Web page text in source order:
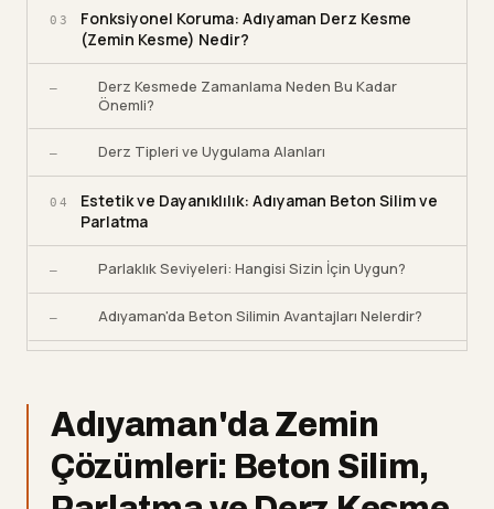
03
Fonksiyonel Koruma: Adıyaman Derz Kesme
(Zemin Kesme) Nedir?
—
Derz Kesmede Zamanlama Neden Bu Kadar
Önemli?
— Derz Tipleri ve Uygulama Alanları
04
Estetik ve Dayanıklılık: Adıyaman Beton Silim ve
Parlatma
— Parlaklık Seviyeleri: Hangisi Sizin İçin Uygun?
— Adıyaman'da Beton Silimin Avantajları Nelerdir?
— Toz ve Su Kontrolü: Islak ve Kuru Sistem Farkı
06 İş Güvenliği ve Kalite Standartlarımız
Adıyaman'da Zemin
Çözümleri: Beton Silim,